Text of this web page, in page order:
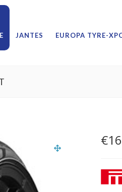
JANTES EUROPA TYRE-
€